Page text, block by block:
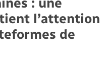
l’attention
de